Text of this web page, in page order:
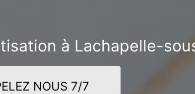
à Lachapelle-
NOUS 7/7